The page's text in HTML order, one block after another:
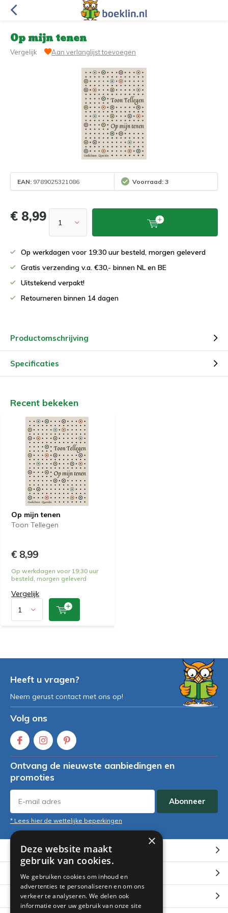
Op mijn tenen
Vergelijk Aan verlanglijst toevoegen
EAN: 9789025321086 Voorraad: 3
€ 8,99
Op werkdagen voor 19:30 uur besteld, morgen geleverd
Gratis verzending v.a. €30,- binnen NL en BE
Uitstekend verpakt!
Retourneren binnen 14 dagen
Productomschrijving
Specificaties
Recent bekeken
Op mijn tenen
Toon Tellegen
€ 8,99
Op werkdagen voor 19:30 uur
besteld, morgen geleverd
Vergelijk
Heeft u vragen?
Neem gerust contact met ons op!
Volg ons
Ontvang de nieuwste aanbiedingen en
promoties
Abonneer
* Lees hier de wettelijke beperkingen
Klantenservice
Mijn account
Categorieën
×
Deze website maakt
gebruik van cookies.
We gebruiken cookies om inhoud en
advertenties te personaliseren en om ons
verkeer te analyseren. We delen ook
informatie over uw gebruik van onze site